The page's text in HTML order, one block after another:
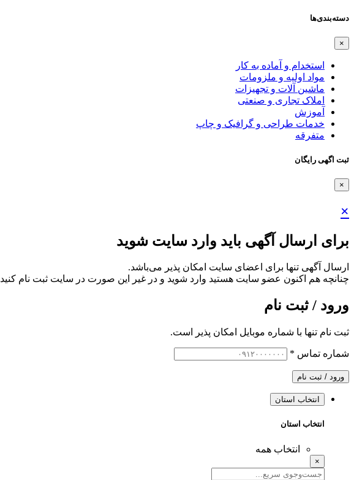
دسته‌بندی‌ها
×
استخدام و آماده به کار
مواد اولیه و ملزومات
ماشین آلات و تجهیزات
املاک تجاری و صنعتی
آموزش
خدمات طراحی و گرافیک و چاپ
متفرقه
ثبت اگهی رایگان
×
×
برای ارسال آگهی باید وارد سایت شوید
ارسال آگهی تنها برای اعضای سایت امکان پذیر می‌باشد.
چنانچه هم‌ اکنون عضو سایت هستید وارد شوید و در غیر این صورت در سایت ثبت نام کنید
ورود / ثبت نام
ثبت نام تنها با شماره موبایل امکان پذیر است.
شماره تماس *
ورود / ثبت نام
انتخاب استان
انتخاب استان
انتخاب همه
×